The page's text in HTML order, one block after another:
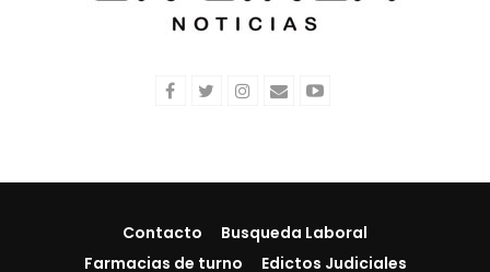
Contacto
Busqueda Laboral
Farmacias de turno
Edictos Judiciales